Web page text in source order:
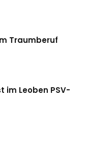
Traumberuf
im Leoben PSV-